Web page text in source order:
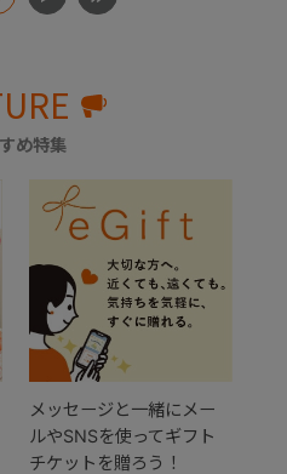
め特集
メッセージと一緒にメー
ルやSNSを使ってギフト
チケットを贈ろう！